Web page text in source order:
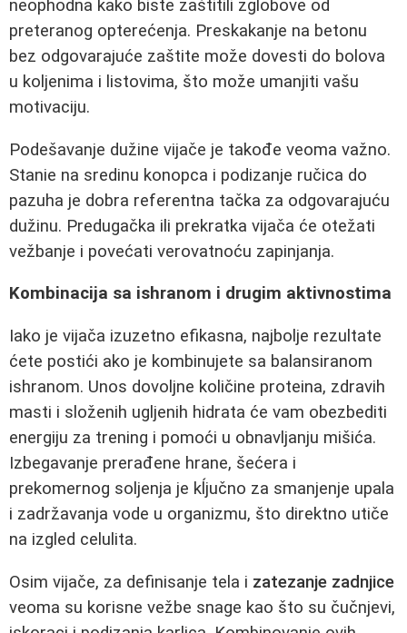
neophodna kako biste zaštitili zglobove od
preteranog opterećenja. Preskakanje na betonu
bez odgovarajuće zaštite može dovesti do bolova
u koljenima i listovima, što može umanjiti vašu
motivaciju.
Podešavanje dužine vijače je takođe veoma važno.
Stanie na sredinu konopca i podizanje ručica do
pazuha je dobra referentna tačka za odgovarajuću
dužinu. Predugačka ili prekratka vijača će otežati
vežbanje i povećati verovatnoću zapinjanja.
Kombinacija sa ishranom i drugim aktivnostima
Iako je vijača izuzetno efikasna, najbolje rezultate
ćete postići ako je kombinujete sa balansiranom
ishranom. Unos dovoljne količine proteina, zdravih
masti i složenih ugljenih hidrata će vam obezbediti
energiju za trening i pomoći u obnavljanju mišića.
Izbegavanje prerađene hrane, šećera i
prekomernog soljenja je kĺjučno za smanjenje upala
i zadržavanja vode u organizmu, što direktno utiče
na izgled celulita.
Osim vijače, za definisanje tela i zatezanje zadnjice
veoma su korisne vežbe snage kao što su čučnjevi,